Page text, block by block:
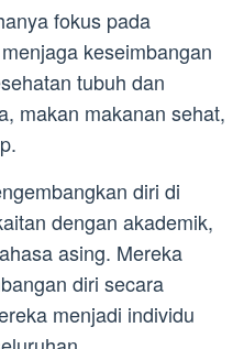
fokus pada
keseimbangan
tubuh dan
makan makanan sehat,
diri di
dengan akademik,
asing. Mereka
diri secara
menjadi individu